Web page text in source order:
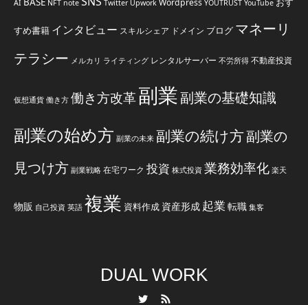
AI NFT note Twitter Upwork YOUTRUST YouTube
すめ書籍 インタビュー スキルシェア ドメイン ブログ マネーリ
テラシー メルカリ ライティング レンタルサーバー 不労所得 不動産投資
仮想通貨 働き方 働き方改革副業副業の基礎知識
副業の始め方 副業の未来 副業の続け方副業の
見つけ方 副業戦略 在宅ワーク 投資 株式投資 業務効率化 楽天
物販 自己投資 英語 複業 資料作成 資産形成 起業 転職 集客
DUAL WORK